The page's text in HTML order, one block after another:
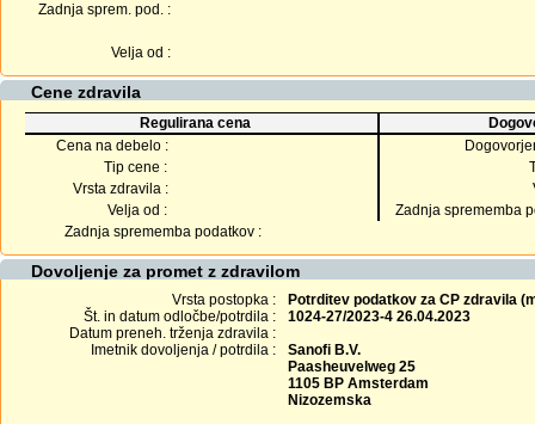
Zadnja sprem. pod. :
Velja od :
Cene zdravila
Regulirana cena
Cena na debelo :
Tip cene :
Vrsta zdravila :
Velja od :
Zadnja sprememba
Zadnja sprememba podatkov :
Dovoljenje za promet z zdravilom
Vrsta postopka :
Potrditev podatkov za CP zdravila
Št. in datum odločbe/potrdila :
1024-27/2023-4 26.04.2023
Datum preneh. trženja zdravila :
Imetnik dovoljenja / potrdila :
Sanofi B.V.
Paasheuvelweg 25
1105 BP Amsterdam
Nizozemska